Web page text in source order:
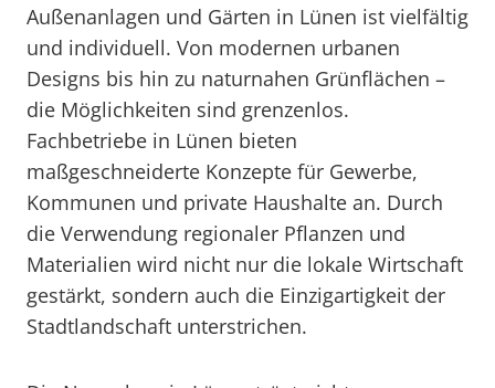
Außenanlagen und Gärten in Lünen ist vielfältig
und individuell. Von modernen urbanen
Designs bis hin zu naturnahen Grünflächen –
die Möglichkeiten sind grenzenlos.
Fachbetriebe in Lünen bieten
maßgeschneiderte Konzepte für Gewerbe,
Kommunen und private Haushalte an. Durch
die Verwendung regionaler Pflanzen und
Materialien wird nicht nur die lokale Wirtschaft
gestärkt, sondern auch die Einzigartigkeit der
Stadtlandschaft unterstrichen.